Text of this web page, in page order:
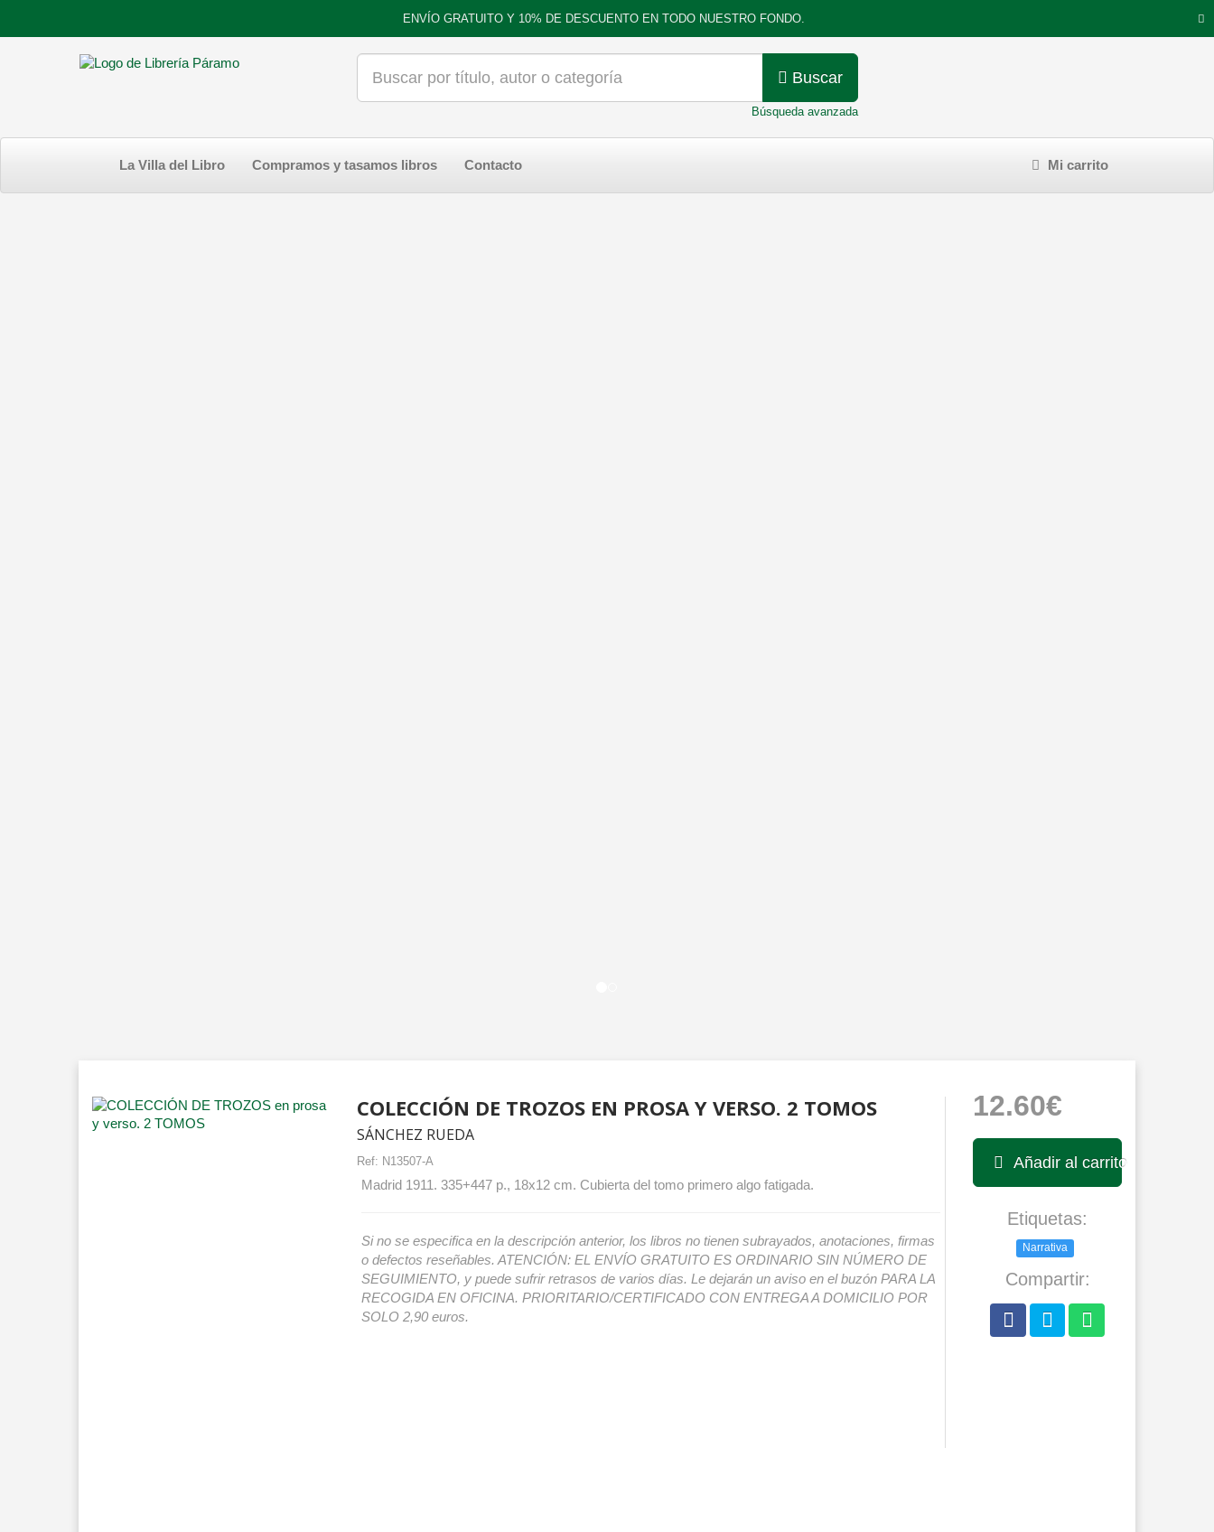
ENVÍO GRATUITO Y 10% DE DESCUENTO EN TODO NUESTRO FONDO.
Buscar
Búsqueda avanzada
La Villa del Libro Compramos y tasamos libros Contacto Mi carrito
COLECCIÓN DE TROZOS EN PROSA Y VERSO. 2 TOMOS
SÁNCHEZ RUEDA
Ref: N13507-A
Madrid 1911. 335+447 p., 18x12 cm. Cubierta del tomo primero algo fatigada.
Si no se especifica en la descripción anterior, los libros no tienen subrayados, anotaciones, firmas
o defectos reseñables. ATENCIÓN: EL ENVÍO GRATUITO ES ORDINARIO SIN NÚMERO DE
SEGUIMIENTO, y puede sufrir retrasos de varios días. Le dejarán un aviso en el buzón PARA LA
RECOGIDA EN OFICINA. PRIORITARIO/CERTIFICADO CON ENTREGA A DOMICILIO POR
SOLO 2,90 euros.
12.60€
Añadir al carrito
Etiquetas:
Narrativa
Compartir: